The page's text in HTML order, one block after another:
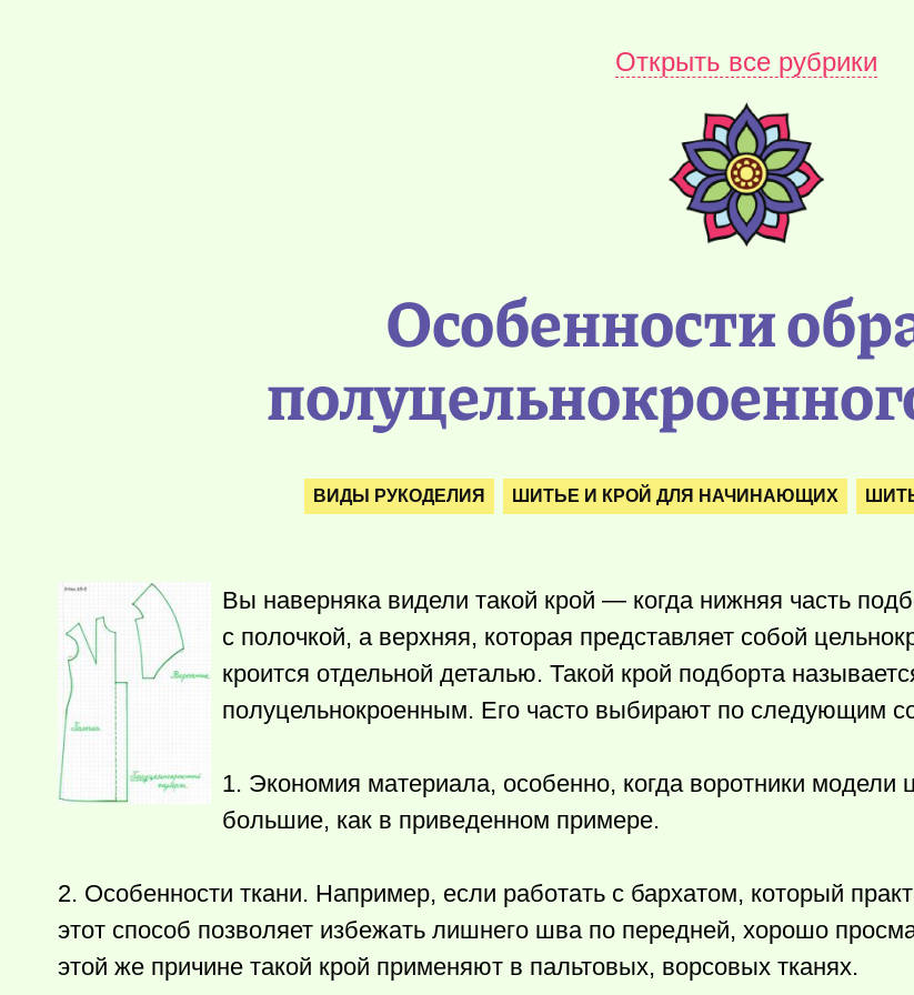
Открыть все рубрики
Особенности
ВИДЫ РУКОДЕЛИЯ ШИТЬЕ И КРОЙ ДЛЯ НАЧИНАЮЩИХ
Вы наверняка видели такой крой — когда нижняя часть
с полочкой, а верхняя, которая представляет собой
кроится отдельной деталью. Такой крой подборта
полуцельнокроенным. Его часто выбирают по следующим
1. Экономия материала, особенно, когда воротники модели
большие, как в приведенном примере.
2. Особенности ткани. Например, если работать с бархатом, который
этот способ позволяет избежать лишнего шва по передней, хорошо
этой же причине такой крой применяют в пальтовых, ворсовых тканях.